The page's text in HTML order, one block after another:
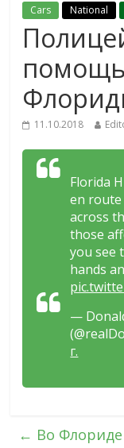
Cars National
11.10.2018
Florida
en
across
those
you see
hands
—
г.
← Во